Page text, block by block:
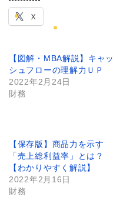
X
【図解・MBA解説】キャッ
シュフローの理解力ＵＰ
2022年2月24日
財務
【保存版】商品力を示す
「売上総利益率」とは？
【わかりやすく解説】
2022年2月16日
財務